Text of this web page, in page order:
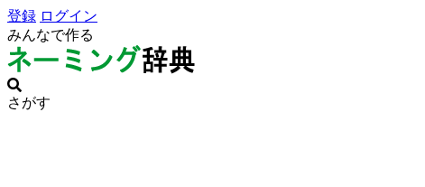
登録 ログイン
みんなで作る
さがす